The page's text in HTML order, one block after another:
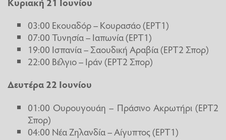
03:00 Εκουαδόρ – Κουρασάο (ΕΡΤ1)
07:00 Τυνησία – Ιαπωνία (ΕΡΤ1)
19:00 Ισπανία – Σαουδική Αραβία (ΕΡΤ2 Σπορ)
22:00 Βέλγιο – Ιράν (ΕΡΤ2 Σπορ)
Δευτέρα 22 Ιουνίου
01:00 Ουρουγουάη – Πράσινο Ακρωτήρι (ΕΡΤ2
Σπορ)
04:00 Νέα Ζηλανδία – Αίγυπτος (ΕΡΤ1)